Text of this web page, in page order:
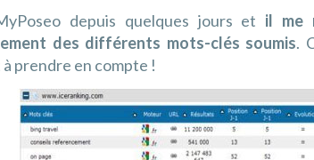
depuis quelques jours et il me
des différents mots-clés soumis.
prendre en compte !